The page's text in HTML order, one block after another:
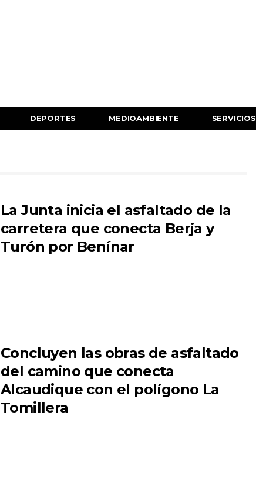
DEPORTES MEDIOAMBIENTE SERVICIOS
La Junta inicia el asfaltado de la
carretera que conecta Berja y
Turón por Benínar
Concluyen las obras de asfaltado
del camino que conecta
Alcaudique con el polígono La
Tomillera